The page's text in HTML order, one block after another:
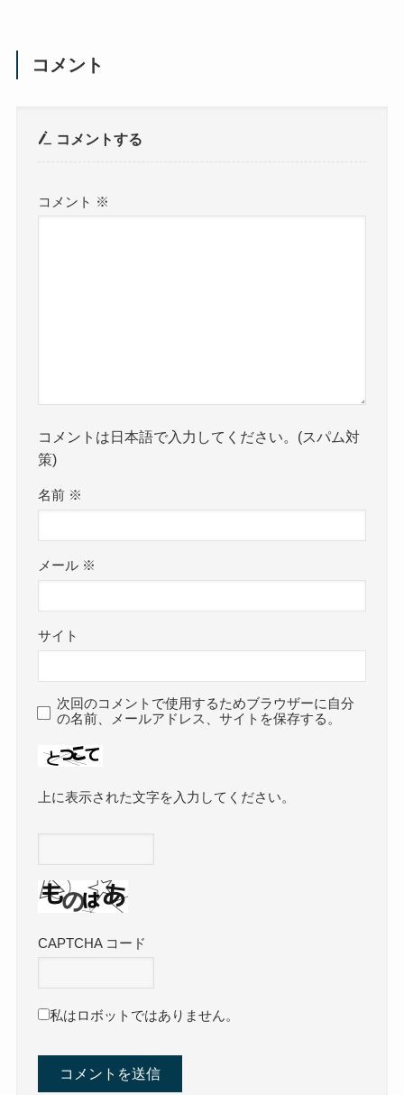
コメント
コメントする
コメント ※
コメントは日本語で入力してください。(スパム対
策)
名前 ※
メール ※
サイト
次回のコメントで使用するためブラウザーに自分
の名前、メールアドレス、サイトを保存する。
上に表示された文字を入力してください。
CAPTCHA コード
私はロボットではありません。